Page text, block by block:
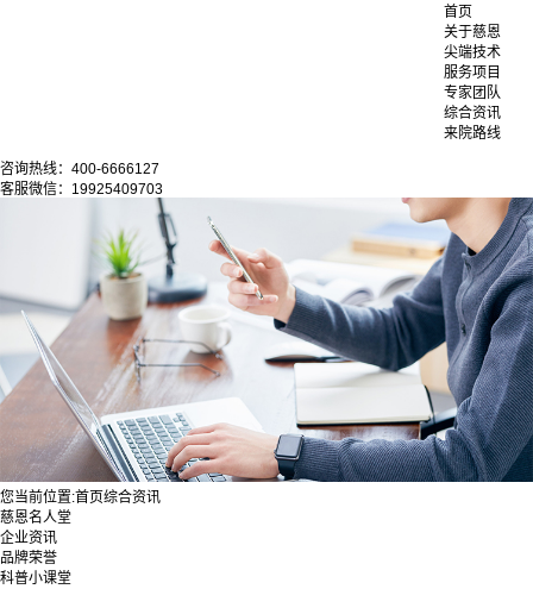
首页
关于慈恩
尖端技术
服务项目
专家团队
综合资讯
来院路线
咨询热线：400-6666127
客服微信：19925409703
您当前位置:首页综合资讯
慈恩名人堂
企业资讯
品牌荣誉
科普小课堂